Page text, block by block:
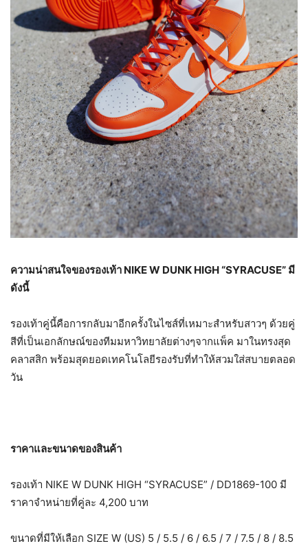
ความน่าสนใจของรองเท้า NIKE W DUNK HIGH “SYRACUSE” มี
ดังนี้
รองเท้าคู่นี้คือการกลับมาอีกครั้งในไซส์ที่เหมาะสำหรับสาวๆ ด้วยคู่
สีที่เป็นเอกลักษณ์ของทีมมหาวิทยาลัยต่างๆจากแพ็ค มาในทรงสุด
คลาสสิก พร้อมสุดยอดเทคโนโลยีรองรับที่ทำให้สวมใส่สบายตลอด
วัน
ราคาและขนาดของสินค้า
รองเท้า NIKE W DUNK HIGH “SYRACUSE” / DD1869-100 มี
ราคาจำหน่ายที่คู่ละ 4,200 บาท
ขนาดที่มีให้เลือก SIZE W (US) 5 / 5.5 / 6 / 6.5 / 7 / 7.5 / 8 / 8.5